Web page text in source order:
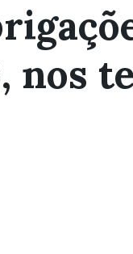
nos